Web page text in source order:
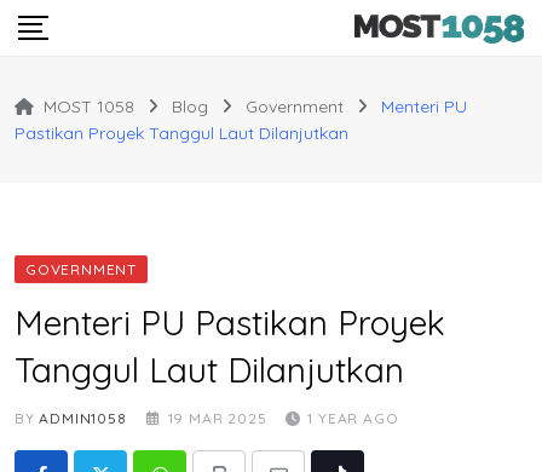
Skip
MOST 1058 Blog Government
Menteri PU
Pastikan Proyek Tanggul Laut Dilanjutkan
GOVERNMENT
Menteri PU Pastikan Proyek
Tanggul Laut Dilanjutkan
BYADMIN1058 19 MAR 2025 1 YEAR AGO